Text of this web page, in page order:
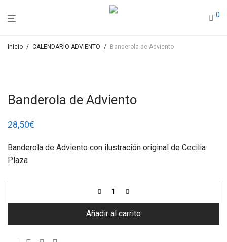
0
Inicio / CALENDARIO ADVIENTO / Banderola de Adviento
Banderola de Adviento
28,50€
Banderola de Adviento con ilustración original de Cecilia
Plaza
Añadir al carrito